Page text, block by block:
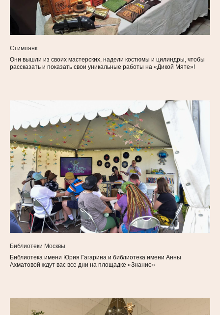
Стимпанк
Они вышли из своих мастерских, надели костюмы и цилиндры, чтобы
рассказать и показать свои уникальные работы на «Дикой Мяте»!
Библиотеки Москвы
Библиотека имени Юрия Гагарина и библиотека имени Анны
Ахматовой ждут вас все дни на площадке «Знание»